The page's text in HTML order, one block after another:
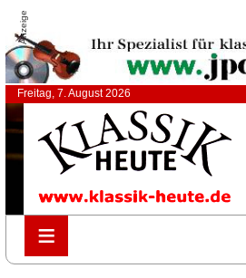
Anzeige
Freitag, 7. August 2026
≡
≡